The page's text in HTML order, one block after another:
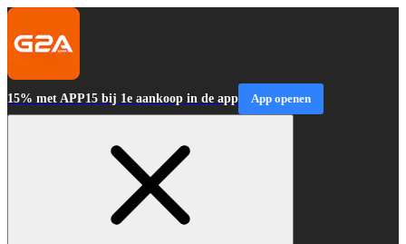
15% met APP15 bij 1e aankoop in de app App openen